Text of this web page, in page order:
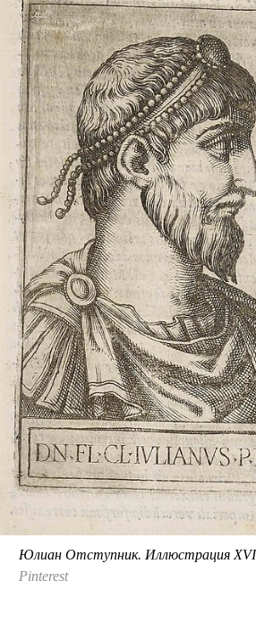
Юлиан Отступник. Иллюстрация XVI
Pinterest